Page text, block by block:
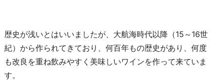
歴史が浅いとはいいましたが、大航海時代以降（15～16世
紀）から作られてきており、何百年もの歴史があり、何度
も改良を重ね飲みやすく美味しいワインを作って来ていま
す。